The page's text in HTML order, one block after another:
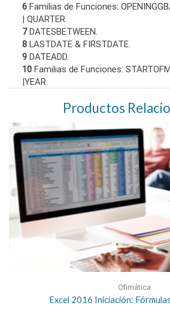
6 Familias de Funciones:
| QUARTER.
7DATESBETWEEN.
8 LASTDATE & FIRSTDATE.
9 DATEADD.
10 Familias de Funciones:
|YEAR.
Productos
Ofimática
Excel 2016 Iniciación: